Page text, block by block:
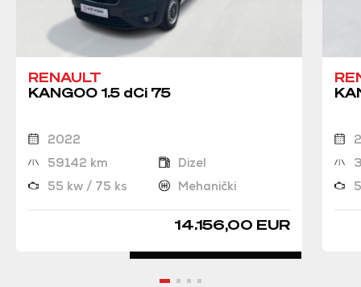
RENAULT
KANGOO 1.5 dCi 75
2022
59142 km
Dizel
55 kw / 75 ks
Mehanički
14.156,00 EUR